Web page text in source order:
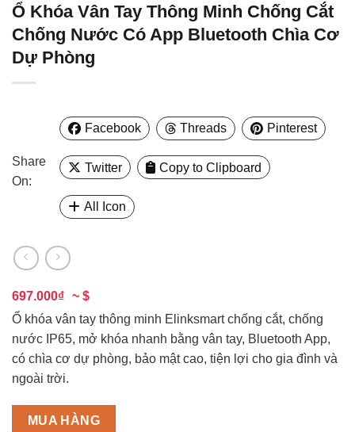
Ổ Khóa Vân Tay Thông Minh Chống Cắt
Chống Nước Có App Bluetooth Chìa Cơ
Dự Phòng
Share
On:
Facebook Threads Pinterest
Twitter Copy to Clipboard
All Icon
697.000₫ ~ $
Ổ khóa vân tay thông minh Elinksmart chống cắt, chống
nước IP65, mở khóa nhanh bằng vân tay, Bluetooth App,
có chìa cơ dự phòng, bảo mật cao, tiện lợi cho gia đình và
ngoài trời.
MUA HÀNG